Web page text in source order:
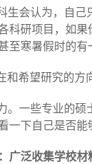
生会认为，自
科研项目，如
至寒暑假时的有
和希望研究的方
。一些专业的
一下自己是否能
广泛收集学校材